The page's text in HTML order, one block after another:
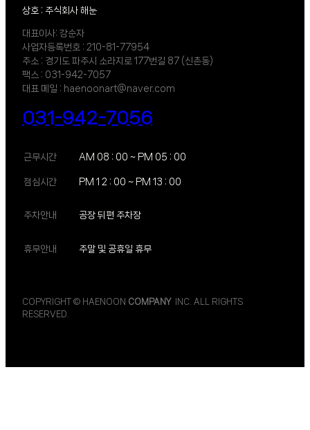
상호 : 주식회사 해눈
대표이사: 강순자
사업자등록번호 : 210-81-77954
주소 : 경기도 파주시 소라지로 177번길 87 (신촌동)
팩스 : 031-942-7057
대표 메일 : haenoonart@naver.com
031-942-7056
근무시간
점심시간
AM 08 : 00 ~ PM 05 : 00
PM 1 2 : 00 ~ PM 13 : 00
주차안내 공장 뒤편 주차장
휴무안내 주말 및 공휴일 휴무
COPYRIGHT © HAENOON COMPANY INC. ALL RIGHTS
RESERVED.